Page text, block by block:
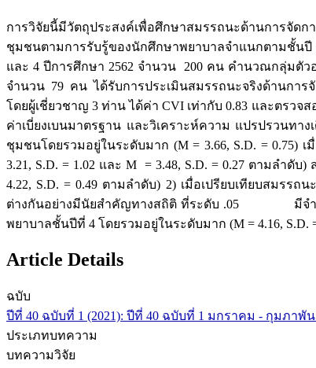
การวิจัยนี้มีวัตถุประสงค์เพื่อศึกษาสมรรถนะด้านการจั
ชุมชนตามการรับรู้ของนักศึกษาพยาบาลจำแนกตามชั้น
และ 4 ปีการศึกษา 2562 จำนวน 200 คน คำนวณกลุ่มตัว
จำนวน 79 คน ได้รับการประเมินสมรรถนะจริงด้านกา
โดยผู้เชี่ยวชาญ 3 ท่าน ได้ค่า CVI เท่ากับ 0.83 และตรวจ
ค่าเบี่ยงเบนมาตรฐาน และวิเคราะห์ความ แปรปรวนท
ชุมชนโดยรวมอยู่ในระดับมาก (M = 3.66, S.D. =
3.21, S.D. = 1.02 และ M = 3.48, S.D. = 0.27 ตามลำ
4.22, S.D. = 0.49 ตามลำดับ) 2) เมื่อเปรียบเทียบสมร
ต่างกันอย่างมีนัยสำคัญทางสถิติ ที่ระดับ .05 มีจำนวน
พยาบาลชั้นปีที่ 4 โดยรวมอยู่ในระดับมาก (M = 4.16, S.D.
Article Details
ฉบับ
ปีที่ 40 ฉบับที่ 1 (2021): ปีที่ 40 ฉบับที่ 1 มกราคม - กุมภาพัน
ประเภทบทความ
บทความวิจัย